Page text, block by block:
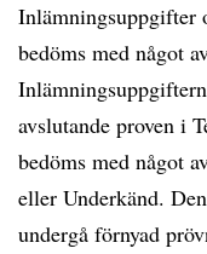
Inlämningsuppgifter
bedöms med något
avslutande proven i
bedöms med något
eller Underkänd.
undergå förnyad